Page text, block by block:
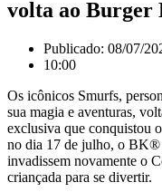
volta ao
Publicado: 08/07/
10:00
Os icônicos Smurfs,
sua magia e aventuras,
exclusiva que conquistou
no dia 17 de julho, o BK®
invadissem novamente o
criançada para se divertir.